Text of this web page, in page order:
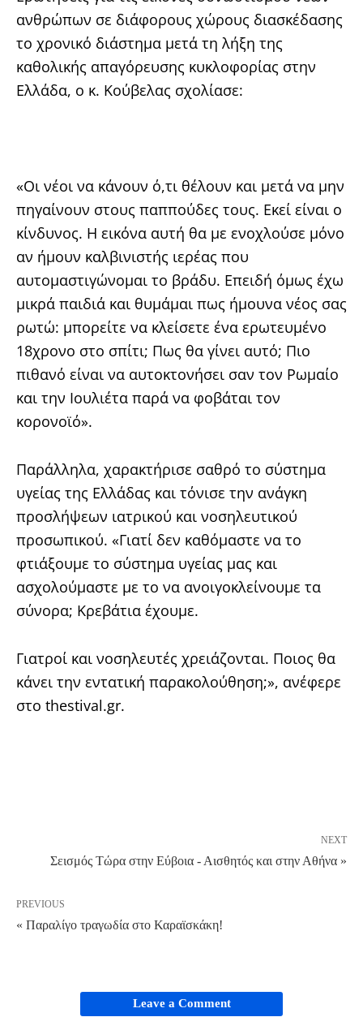
ανθρώπων σε διάφορους χώρους διασκέδασης
το χρονικό διάστημα μετά τη λήξη της
καθολικής απαγόρευσης κυκλοφορίας στην
Ελλάδα, ο κ. Κούβελας σχολίασε:
«Οι νέοι να κάνουν ό,τι θέλουν και μετά να μην
πηγαίνουν στους παππούδες τους. Εκεί είναι ο
κίνδυνος. Η εικόνα αυτή θα με ενοχλούσε μόνο
αν ήμουν καλβινιστής ιερέας που
αυτομαστιγώνομαι το βράδυ. Επειδή όμως έχω
μικρά παιδιά και θυμάμαι πως ήμουνα νέος σας
ρωτώ: μπορείτε να κλείσετε ένα ερωτευμένο
18χρονο στο σπίτι; Πως θα γίνει αυτό; Πιο
πιθανό είναι να αυτοκτονήσει σαν τον Ρωμαίο
και την Ιουλιέτα παρά να φοβάται τον
κορονοϊό».
Παράλληλα, χαρακτήρισε σαθρό το σύστημα
υγείας της Ελλάδας και τόνισε την ανάγκη
προσλήψεων ιατρικού και νοσηλευτικού
προσωπικού. «Γιατί δεν καθόμαστε να το
φτιάξουμε το σύστημα υγείας μας και
ασχολούμαστε με το να ανοιγοκλείνουμε τα
σύνορα; Κρεβάτια έχουμε.
Γιατροί και νοσηλευτές χρειάζονται. Ποιος θα
κάνει την εντατική παρακολούθηση;», ανέφερε
στο thestival.gr.
NEXT
Σεισμός Τώρα στην Εύβοια - Αισθητός και στην Αθήνα »
PREVIOUS
« Παραλίγο τραγωδία στο Καραϊσκάκη!
Leave a Comment